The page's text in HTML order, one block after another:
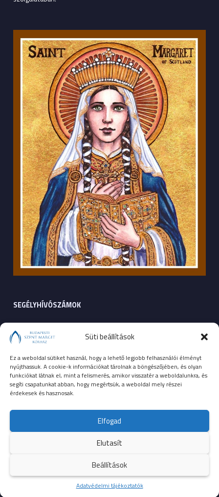
Süti beállítások
Ez a weboldal sütiket használ, hogy a lehető legjobb felhasználói élményt
nyújthassuk. A cookie-k információkat tárolnak a böngészőjében, és olyan
funkciókat látnak el, mint a felismerés, amikor visszatér a weboldalunkra, és
segíti csapatunkat abban, hogy megértsük, a weboldal mely részei
érdekesek és hasznosak.
Elfogad
Elutasít
Beállítások
Adatvédelmi tájékoztatók
Kezdőoldal
SEGÉLYHÍVÓSZÁMOK
107rendőrség
112egységes európai segélyhívószám
© 2023 Budapesti Szent Margit Kórház